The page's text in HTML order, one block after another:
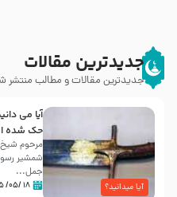
جدیدترین مقالات
جدیدترین مقالات و مطالب منتشر
آیا میدانید؟
آیا می
حک شده
مرحوم
شمشیر
جمل...
۱۸ /۰۵/ ۱۴۰۵